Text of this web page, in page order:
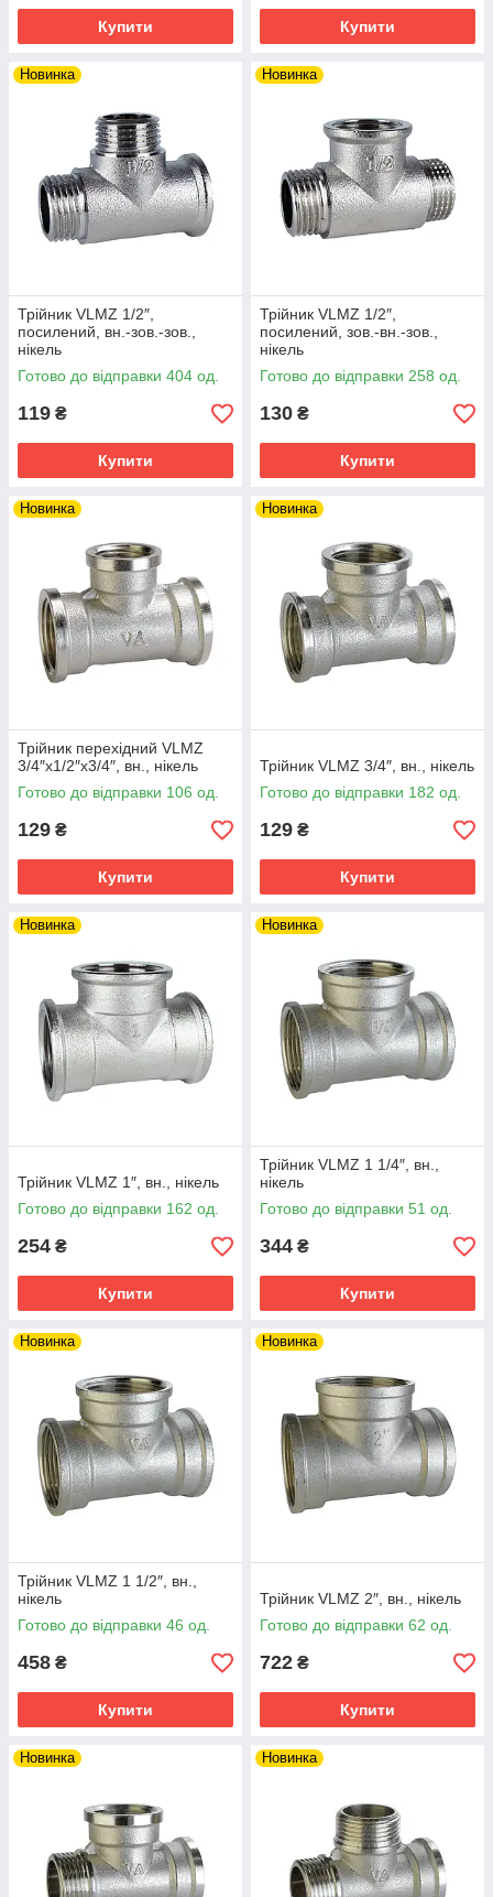
Купити Купити
Новинка
Трійник VLMZ 1/2″,
посилений, вн.-зов.-зов.,
нікель
Готово до відправки 404 од.
119 ₴
Купити
Новинка
Трійник VLMZ 1/2″,
посилений, зов.-вн.-зов.,
нікель
Готово до відправки 258 од.
130 ₴
Купити
Новинка
Трійник перехідний VLMZ
3/4″х1/2″х3/4″, вн., нікель
Готово до відправки 106 од.
129 ₴
Купити
Новинка
Трійник VLMZ 3/4″, вн., нікель
Готово до відправки 182 од.
129 ₴
Купити
Новинка
Трійник VLMZ 1″, вн., нікель
Готово до відправки 162 од.
254 ₴
Купити
Новинка
Трійник VLMZ 1 1/4″, вн.,
нікель
Готово до відправки 51 од.
344 ₴
Купити
Новинка
Трійник VLMZ 1 1/2″, вн.,
нікель
Готово до відправки 46 од.
458 ₴
Купити
Новинка
Трійник VLMZ 2″, вн., нікель
Готово до відправки 62 од.
722 ₴
Купити
Новинка Новинка